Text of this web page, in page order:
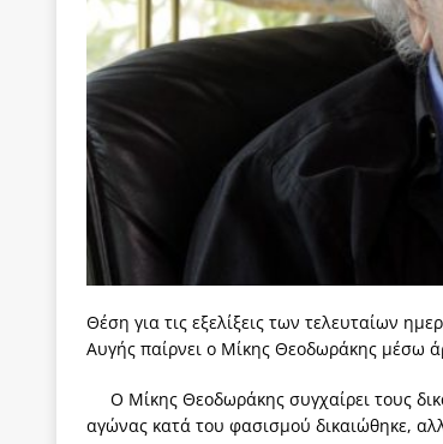
[ 6 Αυγούστου 2026 ] Δόμνα
Η
[ 5 Αυγούστου 2026 ]
Κυριάκος
[ 4 Αυγούστου 2026 ]
Θα ανήκεις
[ 4 Αυγούστου 2026 ]
Η
ΠΑΡΕΜΒΑΣΕΙΣ
[ 4 Αυγούστου 2026 ]
Εφημερίδα
[ 4 Αυγούστου 2026 ]
Η συμφωνία
[ 4 Αυγούστου 2026 ] Τα γεγονότα
[ 4 Αυγούστου 2026 ] Tηλεοπτικοί
[ 4 Αυγούστου 2026 ] Κώστας
Θέση για τις εξελίξεις των τελευταίων
Αυγής παίρνει ο Μίκης Θεοδωράκης μέσω
Ο Μίκης Θεοδωράκης συγχαίρει τους
αγώνας κατά του φασισμού δικαιώθηκε,